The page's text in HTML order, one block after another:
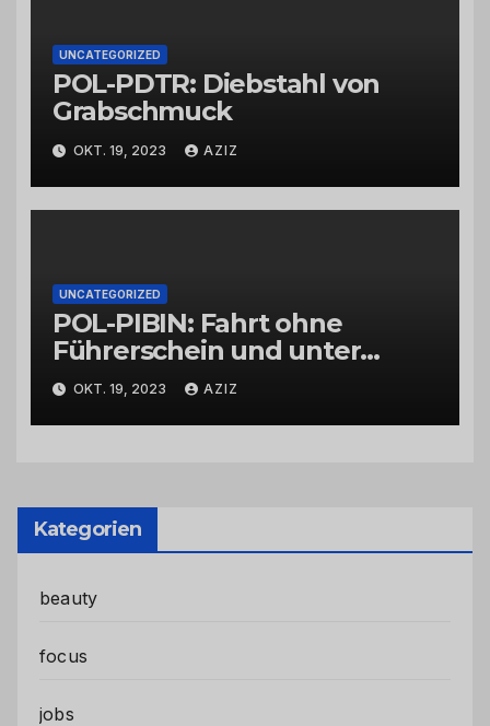
UNCATEGORIZED
POL-PDTR: Diebstahl von
Grabschmuck
OKT. 19, 2023 AZIZ
UNCATEGORIZED
POL-PIBIN: Fahrt ohne
Führerschein und unter
Einfluss von Drogen
OKT. 19, 2023 AZIZ
Kategorien
beauty
focus
jobs